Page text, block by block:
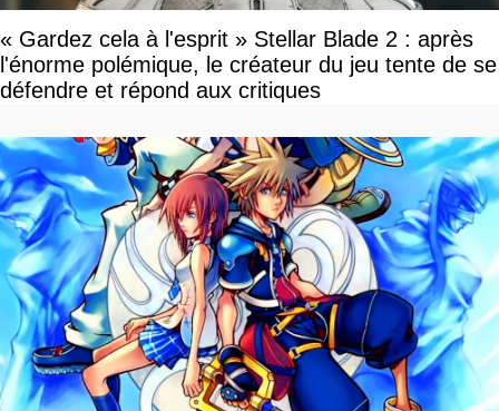
« Gardez cela à l'esprit » Stellar Blade 2 : après
l'énorme polémique, le créateur du jeu tente de se
défendre et répond aux critiques